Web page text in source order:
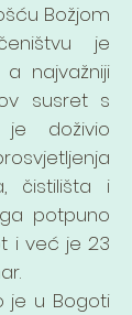
Božjom
je
najvažniji
susret s
je doživio
čistilišta i
potpuno
i već je 23
je u Bogoti